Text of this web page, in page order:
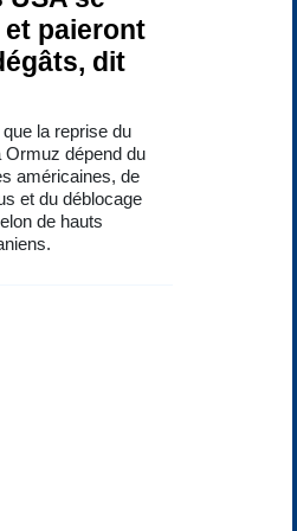
paieront
dit
la reprise du
dépend du
américaines, de
et du déblocage
de hauts